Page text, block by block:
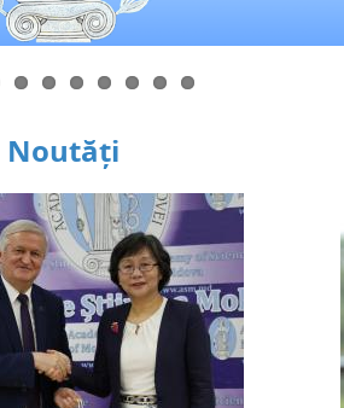
Noutăți